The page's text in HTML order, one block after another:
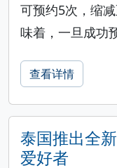
可预约5次，缩
味着，一旦成功
查看详情
泰国推出全
爱好者